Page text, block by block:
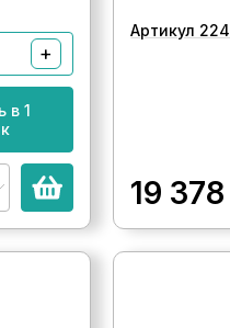
+
в 1
Артикул 224
19 378